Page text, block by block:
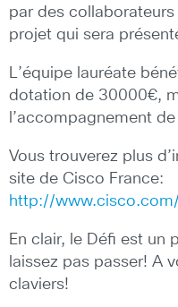
par des collaborateurs
projet qui sera
L’équipe lauréate
dotation de 30000€,
l’accompagnement
Vous trouverez plus
site de Cisco France:
http://
En clair, le Défi est un
laissez pas passer! A
claviers!